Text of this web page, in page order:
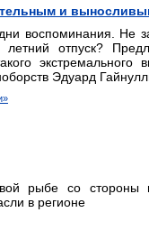
и
воспоминания. Не
отпуск?
экстремального
Эдуард
рыбе со стороны
в регионе